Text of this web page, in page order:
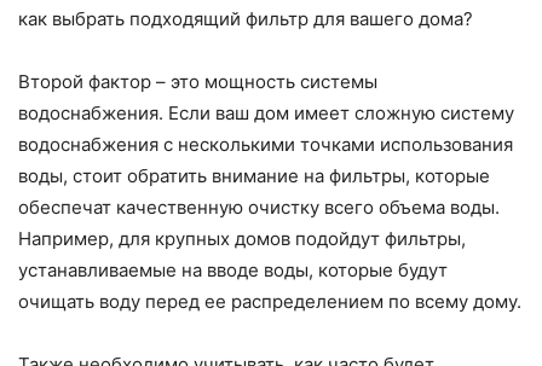
как выбрать подходящий фильтр для вашего дома?
Второй фактор – это мощность системы
водоснабжения. Если ваш дом имеет сложную систему
водоснабжения с несколькими точками использования
воды, стоит обратить внимание на фильтры, которые
обеспечат качественную очистку всего объема воды.
Например, для крупных домов подойдут фильтры,
устанавливаемые на вводе воды, которые будут
очищать воду перед ее распределением по всему дому.